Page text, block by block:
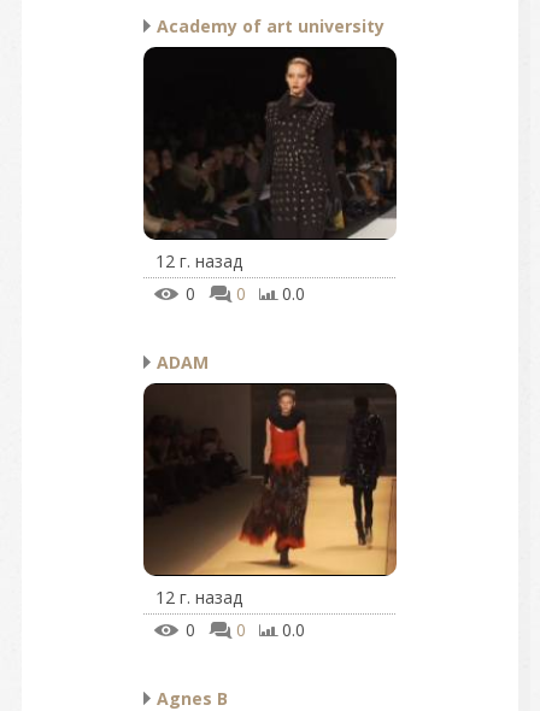
Academy of art university
12 г. назад
0
0 0.0
ADAM
12 г. назад
0
0 0.0
Agnes B